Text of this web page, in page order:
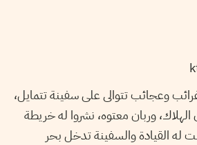
وعجائب تتوالى على سفينة تتمايل،
الهلاك، وربان معتوه، نشروا له خريطة
القيادة والسفينة تدخل بحر